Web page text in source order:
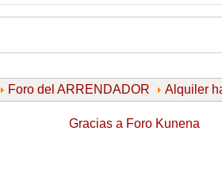
Foro del ARRENDADOR Alquiler
Gracias a Foro Kunena